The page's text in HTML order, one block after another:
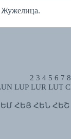
2 3 4 5 6 7 8
LUP LUR LUT
ՀԵՅ ՀԵՆ ՀԵՇ